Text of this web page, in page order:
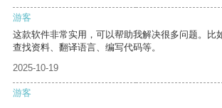
游客
这款软件非常实用，可以帮助我解决很多问题。比
查找资料、翻译语言、编写代码等。
2025-10-19
游客